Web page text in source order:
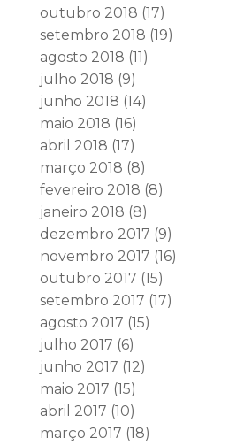
outubro 2018 (17)
setembro 2018 (19)
agosto 2018 (11)
julho 2018 (9)
junho 2018 (14)
maio 2018 (16)
abril 2018 (17)
março 2018 (8)
fevereiro 2018 (8)
janeiro 2018 (8)
dezembro 2017 (9)
novembro 2017 (16)
outubro 2017 (15)
setembro 2017 (17)
agosto 2017 (15)
julho 2017 (6)
junho 2017 (12)
maio 2017 (15)
abril 2017 (10)
março 2017 (18)